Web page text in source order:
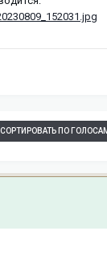
СОРТИРОВАТЬ ПО